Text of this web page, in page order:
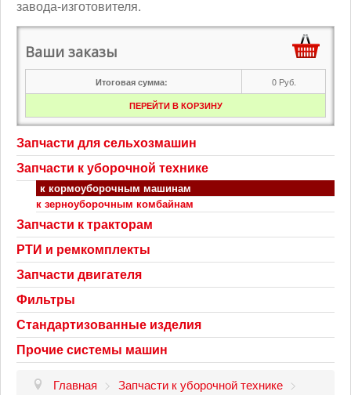
завода-изготовителя.
Ваши заказы
Итоговая сумма: 0 Руб.
ПЕРЕЙТИ В КОРЗИНУ
Запчасти для сельхозмашин
Запчасти к уборочной технике
к кормоуборочным машинам
к зерноуборочным комбайнам
Запчасти к тракторам
РТИ и ремкомплекты
Запчасти двигателя
Фильтры
Стандартизованные изделия
Прочие системы машин
Главная > Запчасти к уборочной технике >